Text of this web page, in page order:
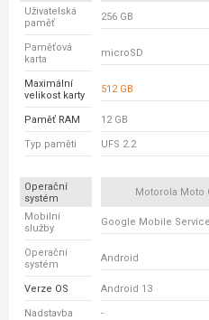
Uživatelská
paměť
256 GB
Paměťová
karta
microSD
Maximální
velikost karty
512 GB
Paměť RAM 12 GB
Typ paměti UFS 2.2
Operační
systém
Motorola Moto
Mobilní
služby
Google Mobile
Operační
systém
Android
Verze OS Android 13
Nadstavba -